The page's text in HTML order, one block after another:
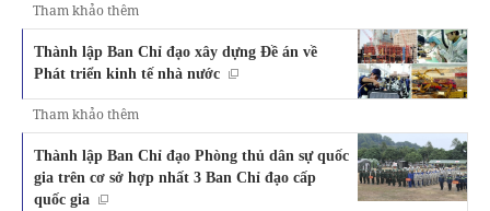
Tham khảo thêm
Thành lập Ban Chỉ đạo xây dựng Đề án về
Phát triển kinh tế nhà nước
Tham khảo thêm
Thành lập Ban Chỉ đạo Phòng thủ dân sự quốc
gia trên cơ sở hợp nhất 3 Ban Chỉ đạo cấp
quốc gia